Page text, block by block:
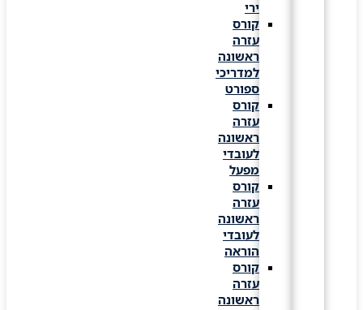
קורס
עזרה
ראשונה
למדריכי
ספורט
קורס
עזרה
ראשונה
לעובדי
מפעל
קורס
עזרה
ראשונה
לעובדי
הוראה
קורס
עזרה
ראשונה